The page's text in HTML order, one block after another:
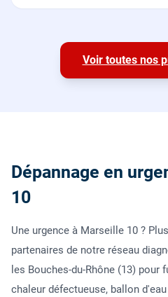
Voir toutes nos
Dépannage en
10
Une urgence à Marseille 10 ?
partenaires de notre réseau
les Bouches-du-Rhône (13) pour
chaleur défectueuse, ballon